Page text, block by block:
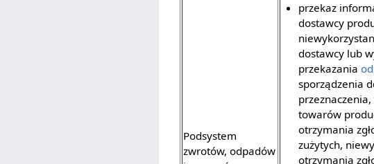
Podsystem
zwrotów, odpadów
przekaz
dostawcy
dostawcy lub
przekazania
sporządzenia
towarów
otrzymania
zużytych,
otrzymania